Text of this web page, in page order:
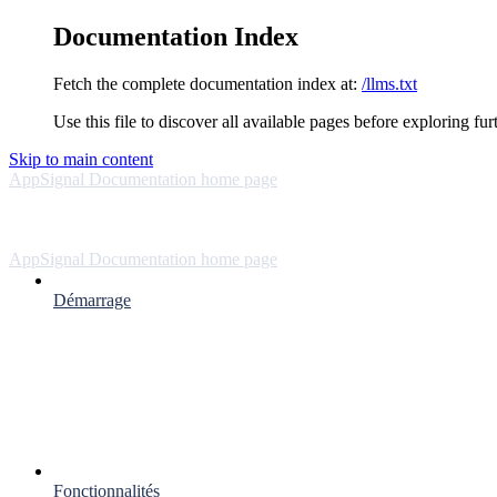
Documentation Index
Fetch the complete documentation index at: /llms.txt
Use this file to discover all available pages before exploring
Skip to main content
AppSignal Documentation home page
AppSignal Documentation home page
Démarrage
Fonctionnalités